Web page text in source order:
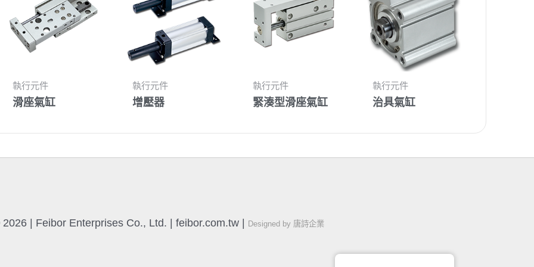
執行元件
滑座氣缸
執行元件
增壓器
執行元件
緊湊型滑座氣缸
執行元件
治具氣缸
| Feibor Enterprises Co., Ltd. | feibor.com.tw | Designed by 唐詩企業